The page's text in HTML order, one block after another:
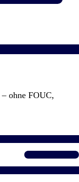
– ohne FOUC,